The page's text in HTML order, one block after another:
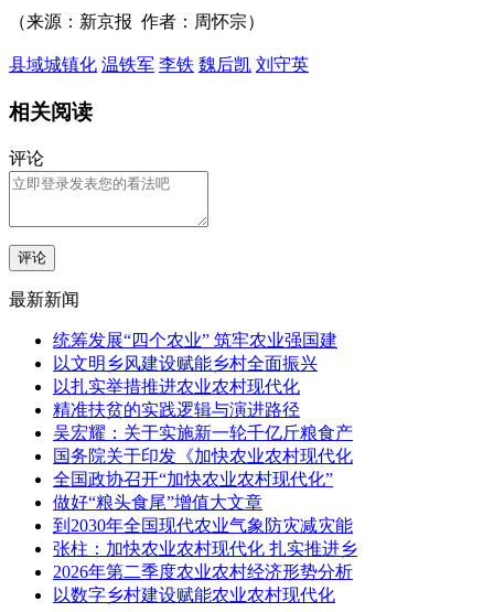
（来源：新京报 作者：周怀宗）
县域城镇化 温铁军 李铁 魏后凯 刘守英
相关阅读
评论
评论
最新新闻
统筹发展“四个农业” 筑牢农业强国建
以文明乡风建设赋能乡村全面振兴
以扎实举措推进农业农村现代化
精准扶贫的实践逻辑与演进路径
吴宏耀：关于实施新一轮千亿斤粮食产
国务院关于印发《加快农业农村现代化
全国政协召开“加快农业农村现代化”
做好“粮头食尾”增值大文章
到2030年全国现代农业气象防灾减灾能
张柱：加快农业农村现代化 扎实推进乡
2026年第二季度农业农村经济形势分析
以数字乡村建设赋能农业农村现代化